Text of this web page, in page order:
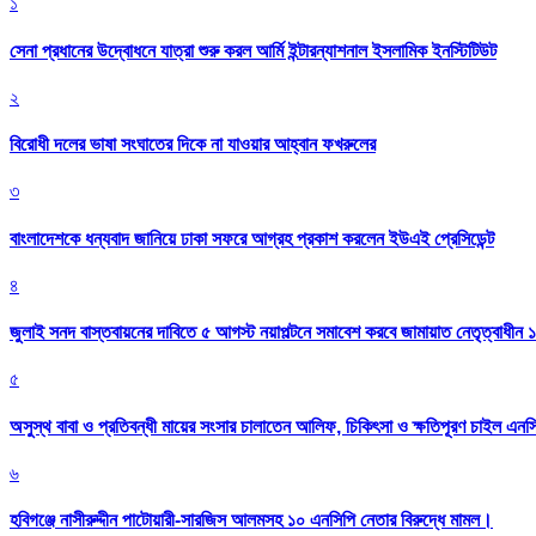
সেনা প্রধানের উদ্বোধনে যাত্রা শুরু করল আর্মি ইন্টারন্যাশনাল ইসলামিক ইনস্টিটিউট
২
বিরোধী দলের ভাষা সংঘাতের দিকে না যাওয়ার আহ্বান ফখরুলের
৩
বাংলাদেশকে ধন্যবাদ জানিয়ে ঢাকা সফরে আগ্রহ প্রকাশ করলেন ইউএই প্রেসিডেন্ট
৪
জুলাই সনদ বাস্তবায়নের দাবিতে ৫ আগস্ট নয়াপল্টনে সমাবেশ করবে জামায়াত নেতৃত্বাধীন
৫
অসুস্থ বাবা ও প্রতিবন্ধী মায়ের সংসার চালাতেন আলিফ, চিকিৎসা ও ক্ষতিপূরণ চাইল
৬
হবিগঞ্জে নাসীরুদ্দীন পাটোয়ারী-সারজিস আলমসহ ১০ এনসিপি নেতার বিরুদ্ধে মামল।